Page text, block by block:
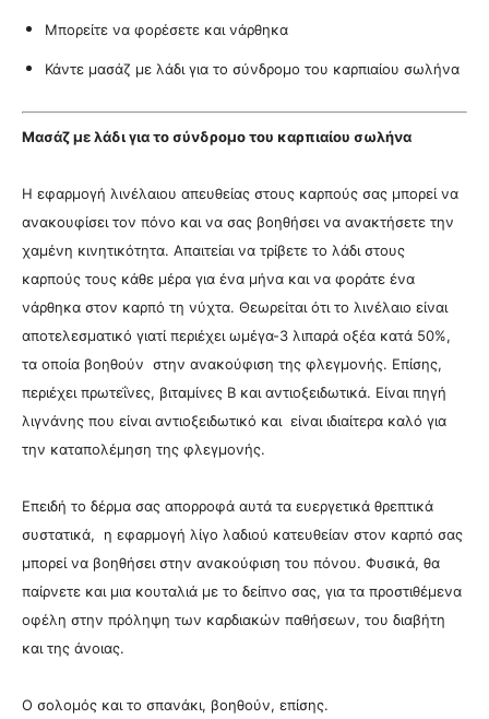
Μπορείτε να φορέσετε και νάρθηκα
Κάντε μασάζ με λάδι για το σύνδρομο του καρπιαίου σωλήνα
Μασάζ με λάδι για το σύνδρομο του καρπιαίου σωλήνα
Η εφαρμογή λινέλαιου απευθείας στους καρπούς σας μπορεί να
ανακουφίσει τον πόνο και να σας βοηθήσει να ανακτήσετε την
χαμένη κινητικότητα. Απαιτείαι να τρίβετε το λάδι στους
καρπούς τους κάθε μέρα για ένα μήνα και να φοράτε ένα
νάρθηκα στον καρπό τη νύχτα. Θεωρείται ότι το λινέλαιο είναι
αποτελεσματικό γιατί περιέχει ωμέγα-3 λιπαρά οξέα κατά 50%,
τα οποία βοηθούν στην ανακούφιση της φλεγμονής. Επίσης,
περιέχει πρωτεΐνες, βιταμίνες Β και αντιοξειδωτικά. Είναι πηγή
λιγνάνης που είναι αντιοξειδωτικό και είναι ιδιαίτερα καλό για
την καταπολέμηση της φλεγμονής.
Επειδή το δέρμα σας απορροφά αυτά τα ευεργετικά θρεπτικά
συστατικά, η εφαρμογή λίγο λαδιού κατευθείαν στον καρπό σας
μπορεί να βοηθήσει στην ανακούφιση του πόνου. Φυσικά, θα
παίρνετε και μια κουταλιά με το δείπνο σας, για τα προστιθέμενα
οφέλη στην πρόληψη των καρδιακών παθήσεων, του διαβήτη
και της άνοιας.
Ο σολομός και το σπανάκι, βοηθούν, επίσης.